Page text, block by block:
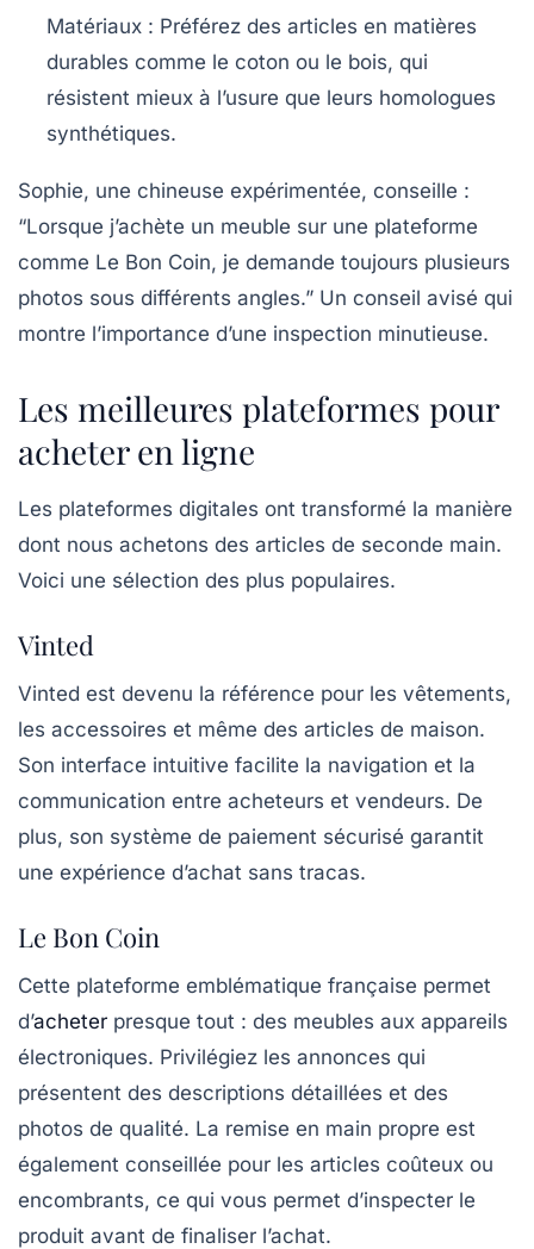
Matériaux : Préférez des articles en matières
durables comme le coton ou le bois, qui
résistent mieux à l’usure que leurs homologues
synthétiques.
Sophie, une chineuse expérimentée, conseille :
“Lorsque j’achète un meuble sur une plateforme
comme Le Bon Coin, je demande toujours plusieurs
photos sous différents angles.” Un conseil avisé qui
montre l’importance d’une inspection minutieuse.
Les meilleures plateformes pour
acheter en ligne
Les plateformes digitales ont transformé la manière
dont nous achetons des articles de seconde main.
Voici une sélection des plus populaires.
Vinted
Vinted est devenu la référence pour les vêtements,
les accessoires et même des articles de maison.
Son interface intuitive facilite la navigation et la
communication entre acheteurs et vendeurs. De
plus, son système de paiement sécurisé garantit
une expérience d’achat sans tracas.
Le Bon Coin
Cette plateforme emblématique française permet
d’acheter presque tout : des meubles aux appareils
électroniques. Privilégiez les annonces qui
présentent des descriptions détaillées et des
photos de qualité. La remise en main propre est
également conseillée pour les articles coûteux ou
encombrants, ce qui vous permet d’inspecter le
produit avant de finaliser l’achat.